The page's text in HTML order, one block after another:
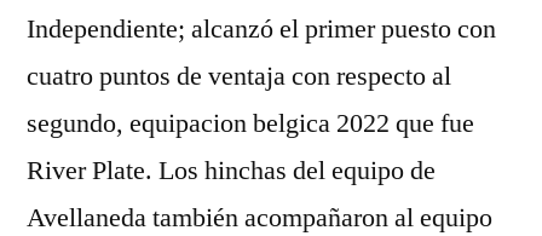
Independiente; alcanzó el primer puesto con
cuatro puntos de ventaja con respecto al
segundo, equipacion belgica 2022 que fue
River Plate. Los hinchas del equipo de
Avellaneda también acompañaron al equipo